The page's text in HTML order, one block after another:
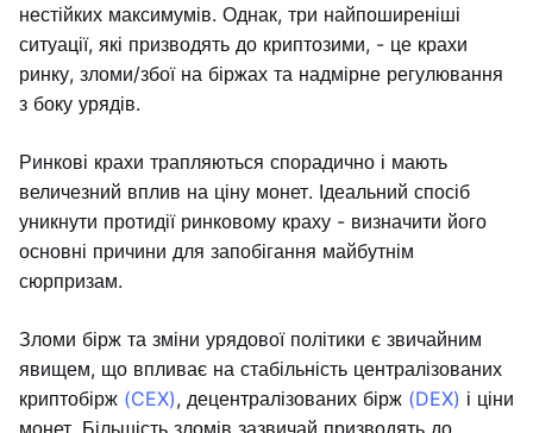
нестійких максимумів. Однак, три найпоширеніші
ситуації, які призводять до криптозими, - це крахи
ринку, зломи/збої на біржах та надмірне регулювання
з боку урядів.
Ринкові крахи трапляються спорадично і мають
величезний вплив на ціну монет. Ідеальний спосіб
уникнути протидії ринковому краху - визначити його
основні причини для запобігання майбутнім
сюрпризам.
Зломи бірж та зміни урядової політики є звичайним
явищем, що впливає на стабільність централізованих
криптобірж (CEX), децентралізованих бірж (DEX) і ціни
монет. Більшість зломів зазвичай призводять до